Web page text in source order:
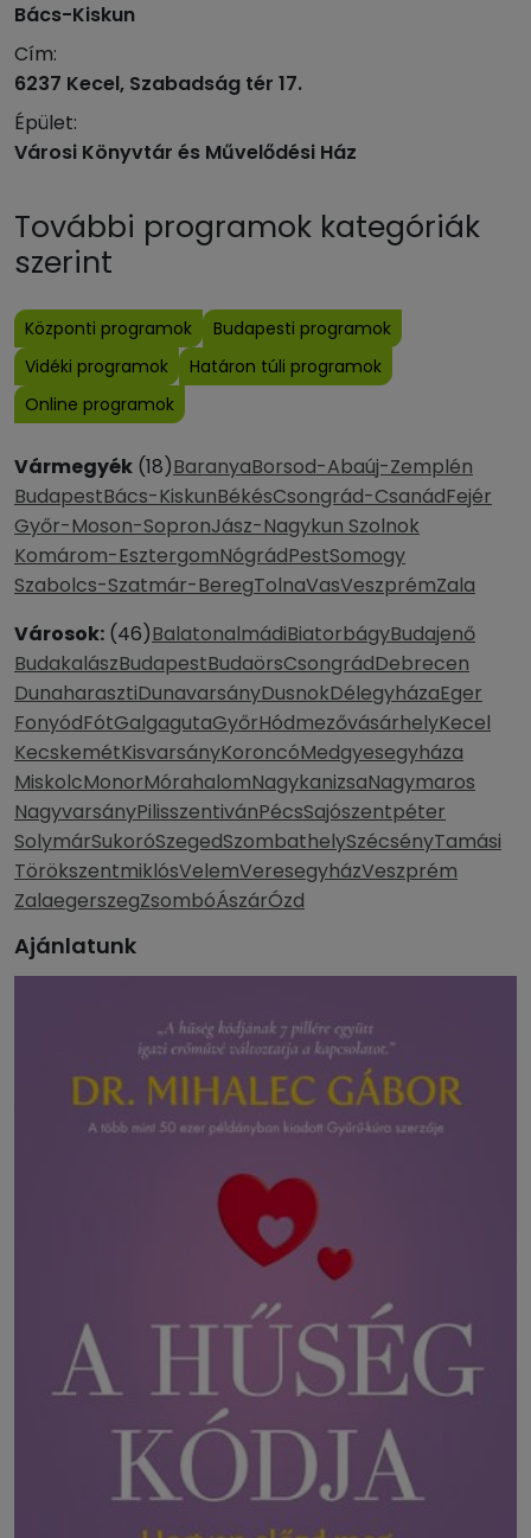
Bács-Kiskun
Cím:
6237 Kecel, Szabadság tér 17.
Épület:
Városi Könyvtár és Művelődési Ház
További programok kategóriák
szerint
Központi programok
Budapesti programok
Vidéki programok
Határon túli programok
Online programok
Vármegyék (18)BaranyaBorsod-Abaúj-Zemplén
BudapestBács-KiskunBékésCsongrád-CsanádFejér
Győr-Moson-SopronJász-Nagykun Szolnok
Komárom-EsztergomNógrádPestSomogy
Szabolcs-Szatmár-BeregTolnaVasVeszprémZala
Városok: (46)BalatonalmádiBiatorbágyBudajenő
BudakalászBudapestBudaörsCsongrádDebrecen
DunaharasztiDunavarsányDusnokDélegyházaEger
FonyódFótGalgagutaGyőrHódmezővásárhelyKecel
KecskemétKisvarsányKoroncóMedgyesegyháza
MiskolcMonorMórahalomNagykanizsaNagymaros
NagyvarsányPilisszentivánPécsSajószentpéter
SolymárSukoróSzegedSzombathelySzécsényTamási
TörökszentmiklósVelemVeresegyházVeszprém
ZalaegerszegZsombóÁszárÓzd
Ajánlatunk